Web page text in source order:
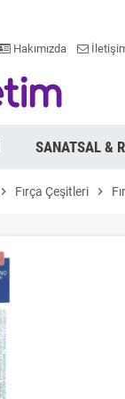
Hakımızda
SANATSAL &
chevron_right Fırça Çeşitleri chevron_right